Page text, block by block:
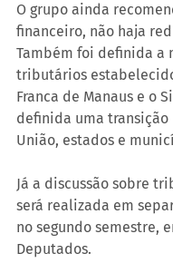
O grupo ainda
financeiro, não haja
Também foi definida a
tributários
Franca de Manaus e o
definida uma
União, estados e
Já a discussão sobre
será realizada em
no segundo semestre,
Deputados.